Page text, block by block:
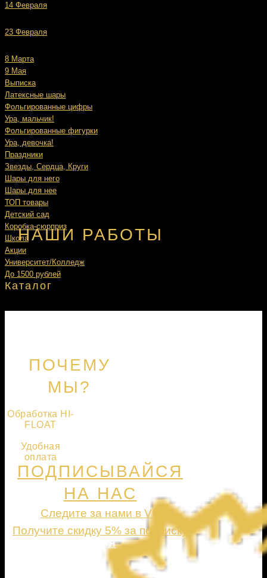
14 Февраля
23 Февраля
8 Марта
9 Мая
Выписка
Латексные шары
Фольгированные цифры
Ура, мальчик!
Фольгированные фигурки
Ура, девочка!
Праздники
Звезды, Сердца, Круги
Шары для него
Шары для нее
ТОП товары
Детский сад
Коробка-сюрприз
Школа
Акции
Университет/Колледж
До 1500 рублей
Каталог
ПОЧЕМУ
МЫ?
Обработка HI-
FLOAT
Удобная
оплата
НАШИ РАБОТЫ
ПОДПИСЫВАЙСЯ
НА НАС
Следите за нами в VK
Получите скидку 5% за подписку
ПОДПИСАТЬСЯ